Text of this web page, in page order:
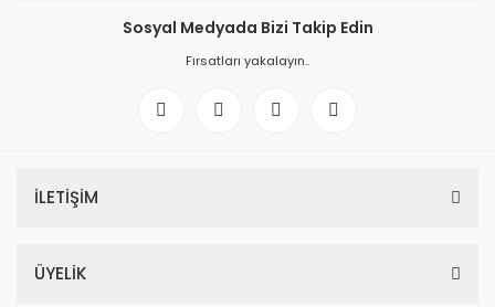
Sosyal Medyada Bizi Takip Edin
Fırsatları yakalayın..
İLETİŞİM
ÜYELİK